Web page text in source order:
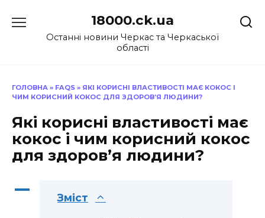
до
18000.ck.ua
Останні новини Черкас та Черкаської
області
ГОЛОВНА » FAQS » ЯКІ КОРИСНІ ВЛАСТИВОСТІ МАЄ КОКОС І
ЧИМ КОРИСНИЙ КОКОС ДЛЯ ЗДОРОВ’Я ЛЮДИНИ?
Які корисні властивості має
кокос і чим корисний кокос
для здоров’я людини?
A Зміст